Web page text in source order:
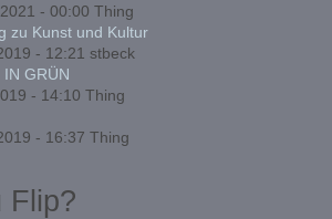
- 00:00 Thing
zu Kunst und Kultur
- 12:21 stbeck
GRÜN
- 14:10 Thing
- 16:37 Thing
Flip?